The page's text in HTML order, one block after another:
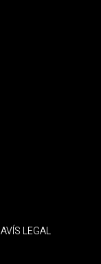
AVÍS LEGAL